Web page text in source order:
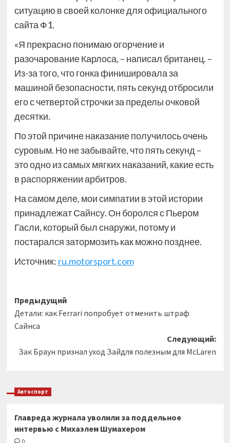
ситуацию в своей колонке для официального
сайта Ф1.
«Я прекрасно понимаю огорчение и
разочарование Карлоса, – написал британец. –
Из-за того, что гонка финишировала за
машиной безопасности, пять секунд отбросили
его с четвертой строчки за пределы очковой
десятки.
По этой причине наказание получилось очень
суровым. Но не забывайте, что пять секунд –
это одно из самых мягких наказаний, какие есть
в распоряжении арбитров.
На самом деле, мои симпатии в этой истории
принадлежат Сайнсу. Он боролся с Пьером
Гасли, который был снаружи, потому и
постарался затормозить как можно позднее.
Источник: ru.motorsport.com
Навигация
записи
Предыдущий
Детали: как Ferrari попробует отменить штраф
Сайнса
Следующий:
Зак Браун признал уход Зайдля полезным для McLaren
Автоспорт
Главреда журнала уволили за поддельное
интервью с Михаэлем Шумахером
0